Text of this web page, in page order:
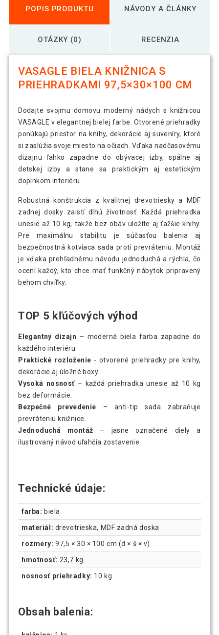
POPIS PRODUKTU NÁVODY A ČLÁNKY
OTÁZKY (0) RECENZIA
VASAGLE BIELA KNIŽNICA S
PRIEHRADKAMI 97,5×30×100 CM
Dodajte svojmu domovu moderný nádych s knižnicou
VASAGLE v elegantnej bielej farbe. Otvorené priehradky
ponúkajú priestor na knihy, dekorácie aj suveníry, ktoré
si zaslúžia svoje miesto na očiach. Vďaka nadčasovému
dizajnu ľahko zapadne do obývacej izby, spálne aj
detskej izby a stane sa praktickým aj estetickým
doplnkom interiéru.
Robustná konštrukcia z kvalitnej drevotriesky a MDF
zadnej dosky zaistí dlhú životnosť. Každá priehradka
unesie až 10 kg, takže bez obáv uložíte aj ťažšie knihy.
Pre maximálnu stabilitu je súčasťou balenia aj
bezpečnostná kotviaca sada proti prevráteniu. Montáž
je vďaka prehľadnému návodu jednoduchá a rýchla, čo
ocení každý, kto chce mať funkčný nábytok pripravený
behom chvíľky.
TOP 5 kľúčových výhod
Elegantný dizajn – moderná biela farba zapadne do
každého interiéru.
Praktické rozloženie - otvorené priehradky pre knihy,
dekorácie aj úložné boxy.
Vysoká nosnosť– každá priehradka unesie až 10 kg
bez deformácie.
Bezpečné prevedenie – anti-tip sada zabraňuje
prevráteniu knižnice.
Jednoduchá montáž – jasne označené diely a
ilustrovaný návod uľahčia zostavenie.
Technické údaje:
farba: biela
materiál: drevotrieska, MDF zadná doska
rozmery: 97,5 × 30 × 100 cm (d × š × v)
hmotnosť: 23,7 kg
nosnosť priehradky: 10 kg
Obsah balenia: